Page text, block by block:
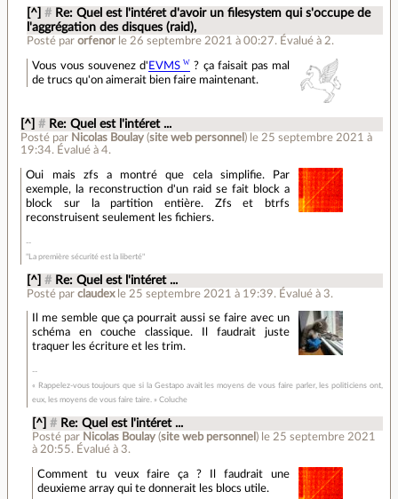
[^] # Re: Quel est l'intéret d'avoir un filesystem qui s'occupe de
l'aggrégation des disques (raid),
Posté par orfenor le 26 septembre 2021 à 00:27. Évalué à 2.
Vous vous souvenez d' EVMS
? ça faisait pas mal
de trucs qu'on aimerait bien faire maintenant.
[^] # Re: Quel est l'intéret ...
Posté par Nicolas Boulay (site web personnel ) le 25 septembre 2021 à
19:34. Évalué à4.
Oui mais zfs a montré que cela simplifie. Par
exemple, la reconstruction d'un raid se fait block a
block sur la partition entière. Zfs et btrfs
reconstruisent seulement les fichiers.
"La première sécurité est la liberté"
[^] # Re: Quel est l'intéret ...
Posté par claudex le 25 septembre 2021 à 19:39. Évalué à 3.
Il me semble que ça pourrait aussi se faire avec un
schéma en couche classique. Il faudrait juste
traquer les écriture et les trim.
« Rappelez-vous toujours que si la Gestapo avait les moyens de vous faire parler, les politiciens ont,
eux, les moyens de vous faire taire. » Coluche
[^] # Re: Quel est l'intéret ...
Posté par Nicolas Boulay (site web personnel ) le 25 septembre 2021
à 20:55. Évalué à 3.
Comment tu veux faire ça ? Il faudrait une
deuxieme array qui te donnerait les blocs utile.